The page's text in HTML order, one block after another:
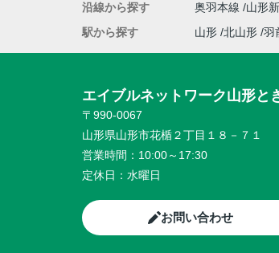
沿線から探す
奥羽本線 山形
駅から探す
山形 北山形 羽
エイブルネットワーク山形と
〒990-0067
山形県山形市花楯２丁目１８－７１
営業時間： 10:00～17:30
定休日： 水曜日
お問い合わせ